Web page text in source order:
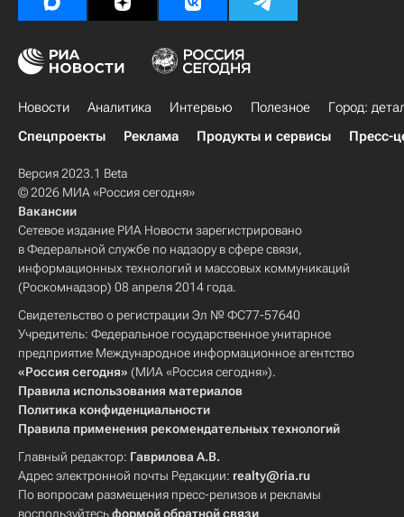
Новости Аналитика Интервью Полезное
Город:
Спецпроекты
Реклама Продукты и сервисы Пресс-
Версия 2023.1 Beta
© 2026 МИА «Россия сегодня»
Вакансии
Сетевое издание РИА Новости зарегистрировано
в Федеральной службе по надзору в сфере связи,
информационных технологий и массовых коммуникаций
(Роскомнадзор) 08 апреля 2014 года.
Свидетельство о регистрации Эл № ФС77-57640
Учредитель: Федеральное государственное унитарное
предприятие Международное информационное агентство
«Россия сегодня» (МИА «Россия сегодня»).
Правила использования материалов
Политика конфиденциальности
Правила применения рекомендательных технологий
Главный редактор: Гаврилова А.В.
Адрес электронной почты Редакции: realty@ria.ru
По вопросам размещения пресс-релизов и рекламы
воспользуйтесьформой обратной связи